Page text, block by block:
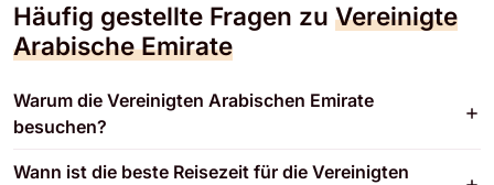
Häufig gestellte Fragen zu Vereinigte
Arabische Emirate
Warum die Vereinigten Arabischen Emirate
besuchen?
Wann ist die beste Reisezeit für die Vereinigten